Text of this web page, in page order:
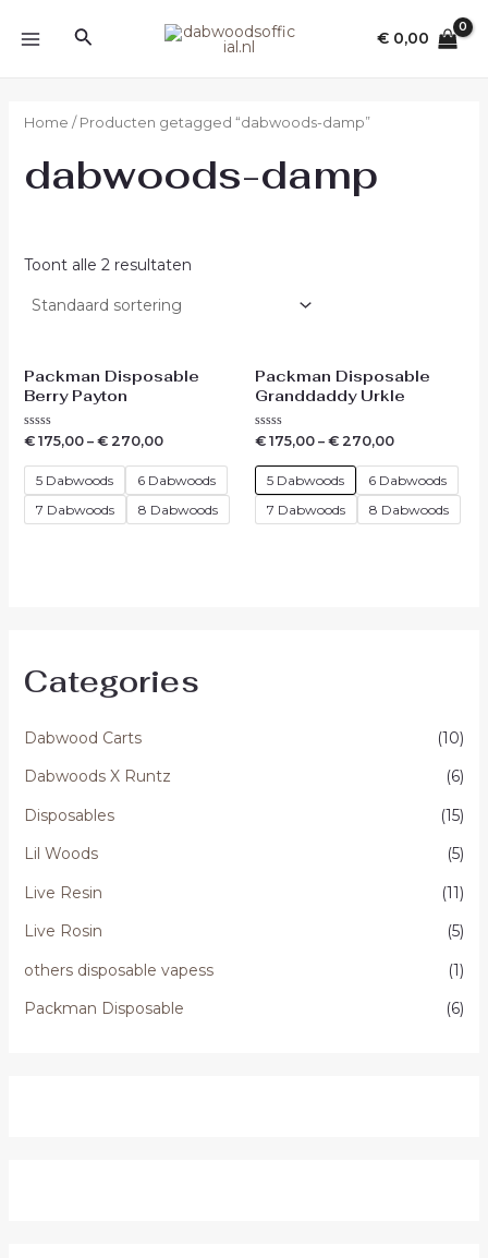
naar
Zoeken € 0,00
Categories
Dabwood Carts
(10)
Dabwoods X Runtz
(6)
Disposables
(15)
Lil Woods
(5)
Live Resin
(11)
Live Rosin
(5)
others disposable vapess
(1)
Packman Disposable
(6)
Home / Producten getagged “dabwoods-damp”
dabwoods-damp
Toont alle 2 resultaten
Packman Disposable
Berry Payton
Waardering
uit
€175,00– €270,00
5 Dabwoods
6 Dabwoods
7 Dabwoods
8 Dabwoods
Packman Disposable
Granddaddy Urkle
Waardering
uit
€ 175,00 – € 270,00
5 Dabwoods
6 Dabwoods
7 Dabwoods
8 Dabwoods